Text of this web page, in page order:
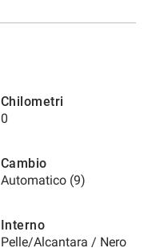
Chilometri
0
Cambio
Automatico (9)
Interno
Pelle/Alcantara / Nero